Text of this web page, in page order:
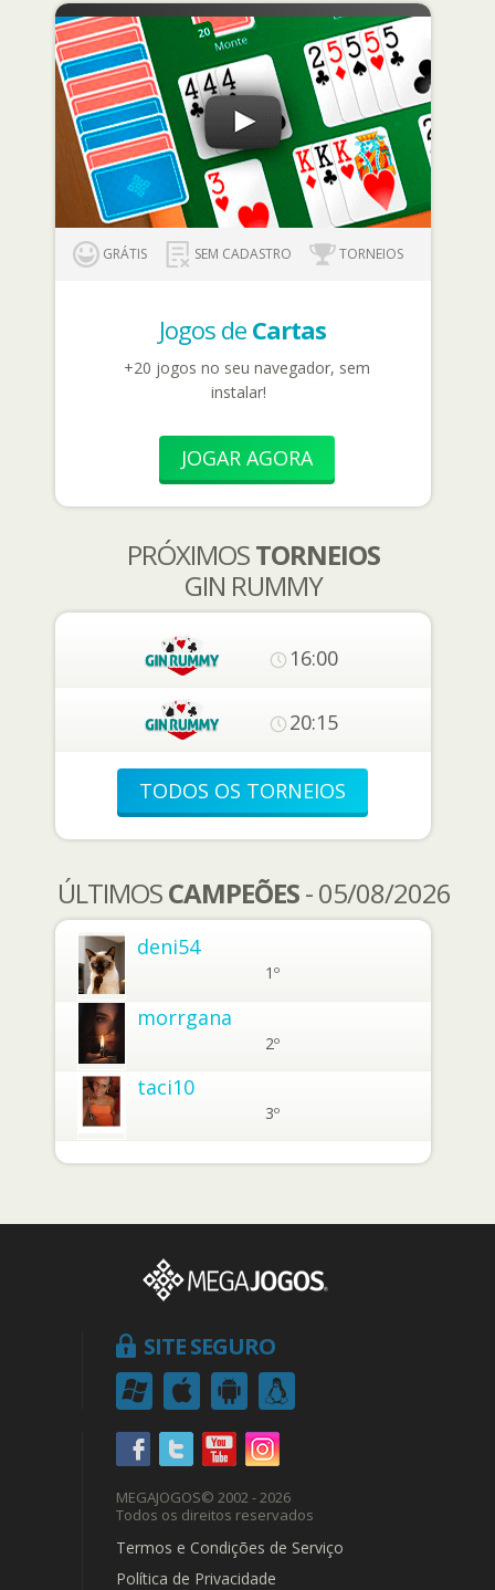
GRÁTIS SEM CADASTRO TORNEIOS
Jogos de Cartas
+20 jogos no seu navegador, sem
instalar!
JOGAR AGORA
PRÓXIMOSTORNEIOS
GIN RUMMY
16:00
20:15
TODOS OS TORNEIOS
ÚLTIMOSCAMPEÕES- 05/08/2026
deni54
1º
morrgana
2º
taci10
3º
SITE SEGURO
MEGAJOGOS© 2002 - 2026
Todos os direitos reservados
Termos e Condições de Serviço
Política de Privacidade